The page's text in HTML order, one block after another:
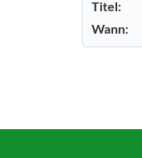
Titel:
Wann: